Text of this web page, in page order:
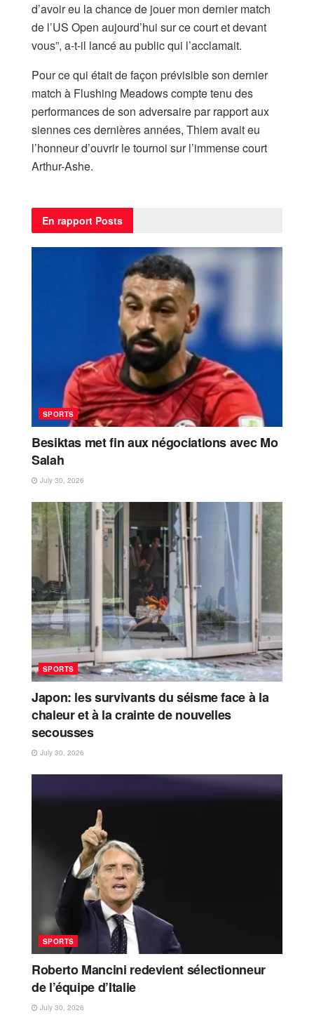
d’avoir eu la chance de jouer mon dernier match
de l’US Open aujourd’hui sur ce court et devant
vous”, a-t-il lancé au public qui l’acclamait.
Pour ce qui était de façon prévisible son dernier
match à Flushing Meadows compte tenu des
performances de son adversaire par rapport aux
siennes ces dernières années, Thiem avait eu
l’honneur d’ouvrir le tournoi sur l’immense court
Arthur-Ashe.
En rapport Posts
SPORTS
Besiktas met fin aux négociations avec Mo
Salah
July 30, 2026
SPORTS
Japon: les survivants du séisme face à la
chaleur et à la crainte de nouvelles
secousses
July 30, 2026
SPORTS
Roberto Mancini redevient sélectionneur
de l’équipe d’Italie
July 30, 2026